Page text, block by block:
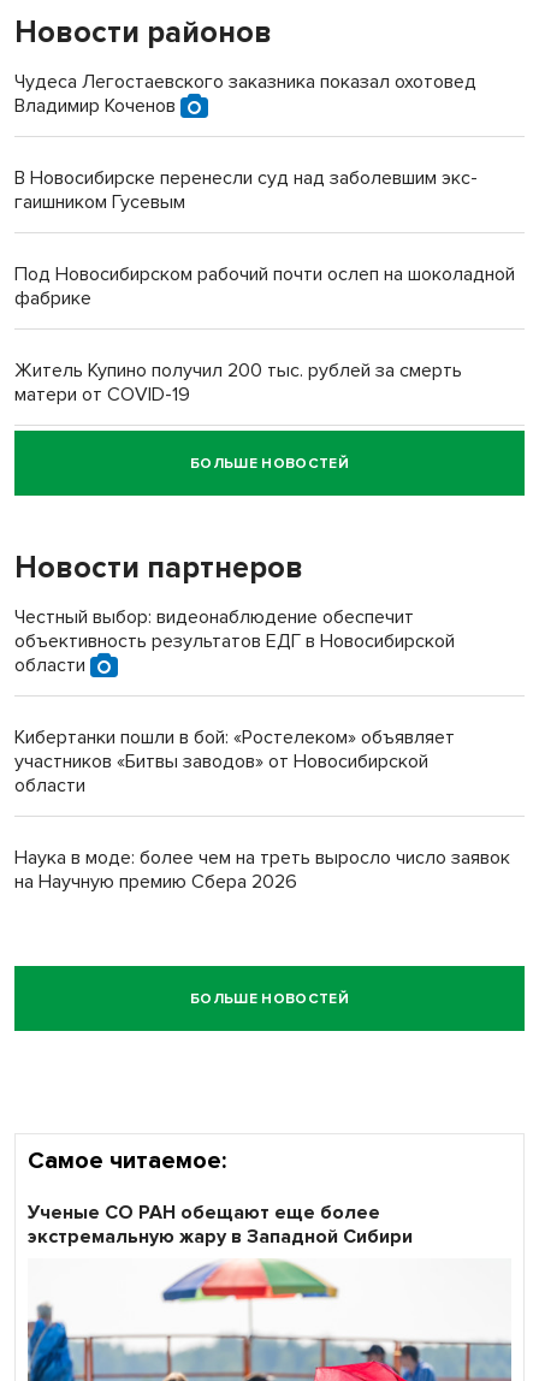
Новости районов
Чудеса Легостаевского заказника показал охотовед
Владимир Коченов
В Новосибирске перенесли суд над заболевшим экс-
гаишником Гусевым
Под Новосибирском рабочий почти ослеп на шоколадной
фабрике
Житель Купино получил 200 тыс. рублей за смерть
матери от COVID-19
Новосибирский суд наказал водителя за смерть
пенсионерки на вокзале
БОЛЬШЕ НОВОСТЕЙ
Новости партнеров
Честный выбор: видеонаблюдение обеспечит
объективность результатов ЕДГ в Новосибирской
области
Кибертанки пошли в бой: «Ростелеком» объявляет
участников «Битвы заводов» от Новосибирской
области
Наука в моде: более чем на треть выросло число заявок
на Научную премию Сбера 2026
БОЛЬШЕ НОВОСТЕЙ
Самое читаемое:
Ученые СО РАН обещают еще более
экстремальную жару в Западной Сибири